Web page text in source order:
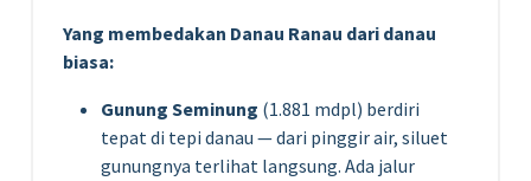
Yang membedakan Danau Ranau dari danau
biasa:
Gunung Seminung (1.881 mdpl) berdiri
tepat di tepi danau — dari pinggir air, siluet
gunungnya terlihat langsung. Ada jalur